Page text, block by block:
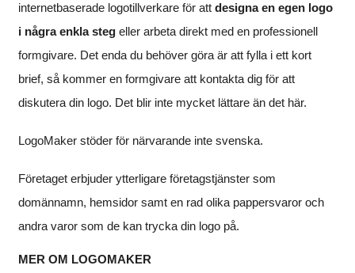
internetbaserade logotillverkare för att designa en egen logo
i några enkla steg eller arbeta direkt med en professionell
formgivare. Det enda du behöver göra är att fylla i ett kort
brief, så kommer en formgivare att kontakta dig för att
diskutera din logo. Det blir inte mycket lättare än det här.
LogoMaker stöder för närvarande inte svenska.
Företaget erbjuder ytterligare företagstjänster som
domännamn, hemsidor samt en rad olika pappersvaror och
andra varor som de kan trycka din logo på.
MER OM LOGOMAKER